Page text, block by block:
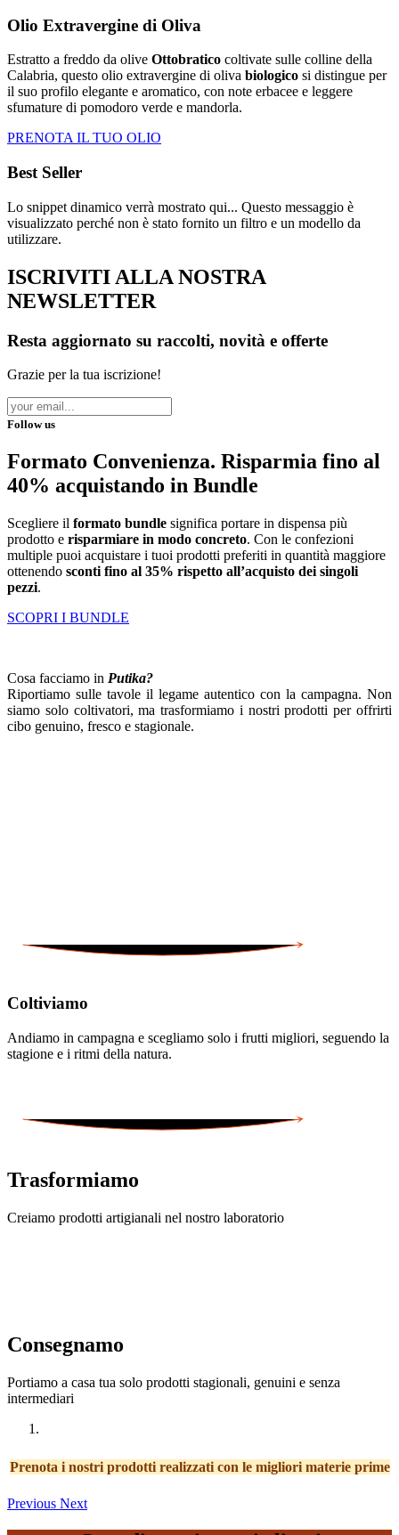
Olio Extravergine di Oliva
Estratto a freddo da olive Ottobratico coltivate sulle colline della
Calabria, questo olio extravergine di oliva biologico si distingue per
il suo profilo elegante e aromatico, con note erbacee e leggere
sfumature di pomodoro verde e mandorla.
PRENOTA IL TUO OLIO
Best Seller
Lo snippet dinamico verrà mostrato qui... Questo messaggio è
visualizzato perché non è stato fornito un filtro e un modello da
utilizzare.
ISCRIVITI ALLA NOSTRA
NEWSLETTER
Resta aggiornato su raccolti, novità e offerte
Grazie per la tua iscrizione!
Follow us
Formato Convenienza. Risparmia fino al
40% acquistando in Bundle
Scegliere il formato bundle significa portare in dispensa più
prodotto e risparmiare in modo concreto. Con le confezioni
multiple puoi acquistare i tuoi prodotti preferiti in quantità maggiore
ottenendo sconti fino al 35% rispetto all’acquisto dei singoli
pezzi.
SCOPRI I BUNDLE
Cosa facciamo in Putika?
Riportiamo sulle tavole il legame autentico con la campagna. Non
siamo solo coltivatori, ma trasformiamo i nostri prodotti per offrirti
cibo genuino, fresco e stagionale.
Coltiviamo
Andiamo in campagna e scegliamo solo i frutti migliori, seguendo la
stagione e i ritmi della natura.
Trasformiamo
Creiamo prodotti artigianali nel nostro laboratorio
Consegnamo
Portiamo a casa tua solo prodotti stagionali, genuini e senza
intermediari
Prenota i nostri prodotti realizzati con le migliori materie prime
Previous Next